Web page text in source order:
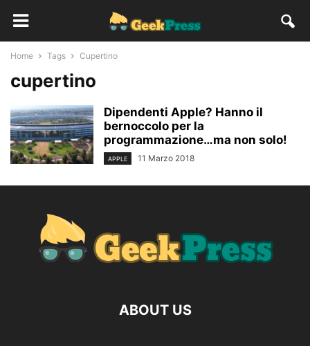
Home Tags Cupertino
cupertino
Dipendenti Apple? Hanno il
bernoccolo per la
programmazione…ma non solo!
APPLE 11 Marzo 2018
ABOUT US